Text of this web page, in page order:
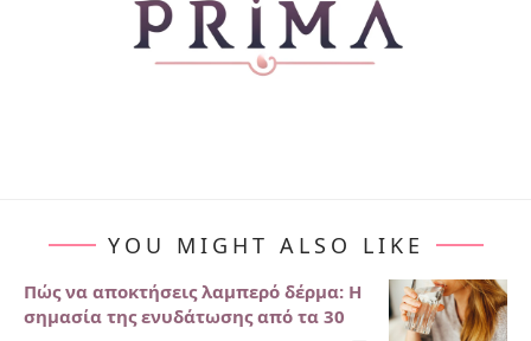
YOU MIGHT ALSO LIKE
Πώς να αποκτήσεις λαμπερό δέρμα: Η
σημασία της ενυδάτωσης από τα 30